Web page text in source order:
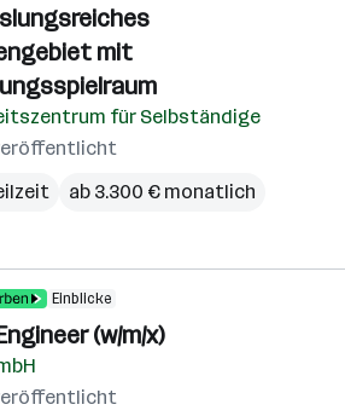
mit
für Selbständige
ab 3.300 € monatlich
Einblicke
(w/m/x)